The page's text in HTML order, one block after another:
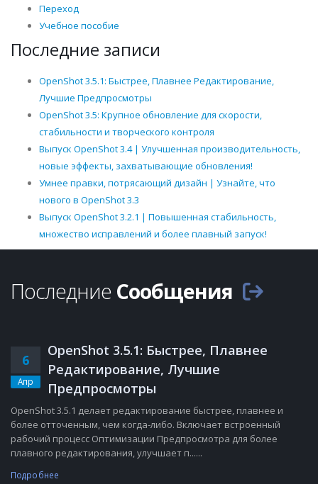
Переход
Учебное пособие
Последние записи
OpenShot 3.5.1: Быстрее, Плавнее Редактирование,
Лучшие Предпросмотры
OpenShot 3.5: Крупное обновление для скорости,
стабильности и творческого контроля
Выпуск OpenShot 3.4 | Улучшенная производительность,
новые эффекты, захватывающие обновления!
Умнее правки, потрясающий дизайн | Узнайте, что
нового в OpenShot 3.3
Выпуск OpenShot 3.2.1 | Повышенная стабильность,
множество исправлений и более плавный запуск!
Последние Сообщения
6
Апр
OpenShot 3.5.1: Быстрее, Плавнее
Редактирование, Лучшие
Предпросмотры
OpenShot 3.5.1 делает редактирование быстрее, плавнее и
более отточенным, чем когда-либо. Включает встроенный
рабочий процесс Оптимизации Предпросмотра для более
плавного редактирования, улучшает п......
Подробнее